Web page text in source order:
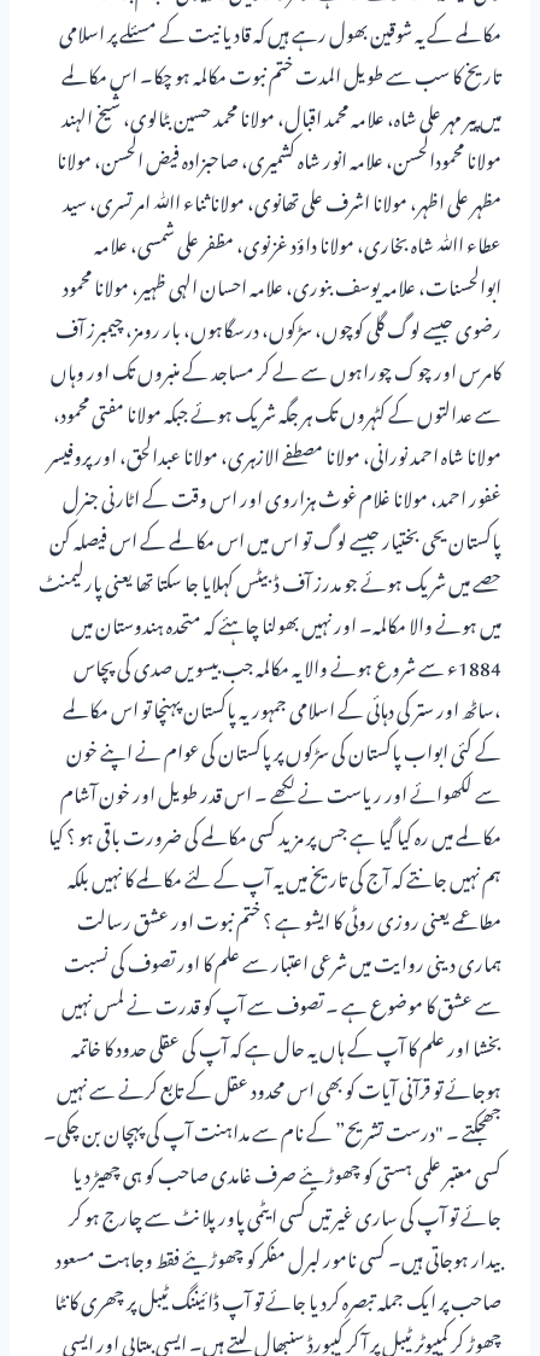
مکالمے کے یہ شوقین بھول رہے ہیں کہ قادیانیت کے مسئلے پر اسلامی
تاریخ کا سب سے طویل المدت ختم نبوت مکالمہ ہو چکا۔ اس مکالمے
میں پیر مہر علی شاہ، علامہ محمد اقبال، مولانا محمد حسین بٹالوی، شیخ الہند
مولانا محمودالحسن، علامہ انور شاہ کشمیری، صاحبزادہ فیض الحسن، مولانا
مظہر علی اظہر، مولانا اشرف علی تھانوی، مولانا ثناء اﷲ امرتسری، سید
عطاء اﷲ شاہ بخاری، مولانا داؤد غزنوی، مظفر علی شمسی، علامہ
ابوالحسنات، علامہ یوسف بنوری، علامہ احسان الہی ظہیر، مولانا محمود
رضوی جیسے لوگ گلی کوچوں، سڑکوں، درسگاہوں، بار رومز، چیمبرز آف
کامرس اور چوک چوراہوں سے لے کر مساجد کے منبروں تک اور وہاں
سے عدالتوں کے کٹہروں تک ہر جگہ شریک ہوئے جبکہ مولانا مفتی محمود،
مولانا شاہ احمد نورانی، مولانا مصطفے الازہری، مولانا عبدالحق، اور پروفیسر
غفور احمد، مولانا غلام غوث ہزاروی اور اس وقت کے اٹارنی جنرل
پاکستان یحی بختیار جیسے لوگ تو اس میں اس مکالمے کے اس فیصلہ کن
حصے میں شریک ہوئے جو مدرز آف ڈبیٹس کہلایا جا سکتا تھا یعنی پارلیمنٹ
میں ہونے والا مکالمہ۔ اور نہیں بھولنا چاہئے کہ متحدہ ہندوستان میں
1884ء سے شروع ہونے والا یہ مکالمہ جب بیسویں صدی کی پچاس
،ساٹھ اور ستر کی دہائی کے اسلامی جمہوریہ پاکستان پہنچا تو اس مکالمے
کے کئی ابواب پاکستان کی سڑکوں پر پاکستان کی عوام نے اپنے خون
سے لکھوائے اور ریاست نے لکھے ۔ اس قدر طویل اور خون آشام
مکالمے میں رہ کیا گیا ہے جس پر مزید کسی مکالمے کی ضرورت باقی ہو ؟ کیا
ہم نہیں جانتے کہ آج کی تاریخ میں یہ آپ کے لئے مکالمے کا نہیں بلکہ
مطاعمے یعنی روزی روٹی کا ایشو ہے ؟ ختم نبوت اور عشق رسالت
ہماری دینی روایت میں شرعی اعتبار سے علم کا اور تصوف کی نسبت
سے عشق کا موضوع ہے ۔ تصوف سے آپ کو قدرت نے لمس نہیں
بخشا اور علم کا آپ کے ہاں یہ حال ہے کہ آپ کی عقلی حدود کا خاتمہ
ہوجائے تو قرآنی آیات کو بھی اس محدود عقل کے تابع کرنے سے نہیں
جھجکتے ۔ "درست تشریح” کے نام سے مداہنت آپ کی پہچان بن چکی۔
کسی معتبر علمی ہستی کو چھوڑیئے صرف غامدی صاحب کو ہی چھیڑ دیا
جائے تو آپ کی ساری غیرتیں کسی ایٹمی پاور پلانٹ سے چارج ہو کر
بیدار ہوجاتی ہیں۔ کسی نامور لبرل مفکر کو چھوڑیئے فقط وجاہت مسعود
صاحب پر ایک جملہ تبصرہ کردیا جائے تو آپ ڈائیننگ ٹیبل پر چھری کانٹا
چھوڑ کر کمپیوٹر ٹیبل پر آ کر کیبورڈ سنبھال لیتے ہیں۔ ایسی بیتابی اور ایسی